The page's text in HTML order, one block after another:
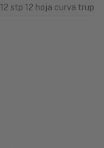
stp 12 hoja curva truper